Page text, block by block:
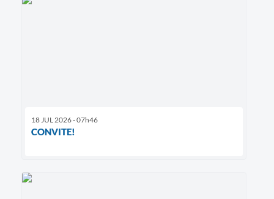
18 JUL 2026 - 07h46
CONVITE!